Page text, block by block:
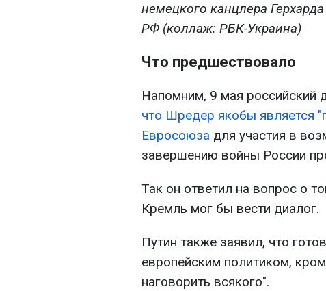
немецкого канцлера
РФ (коллаж: РБК-Украина)
Что предшествовало
Напомним, 9 мая российский
что Шредер якобы является
Евросоюза для участия в
завершению войны России
Так он ответил на вопрос о
Кремль мог бы вести диалог.
Путин также заявил, что
европейским политиком,
наговорить всякого".